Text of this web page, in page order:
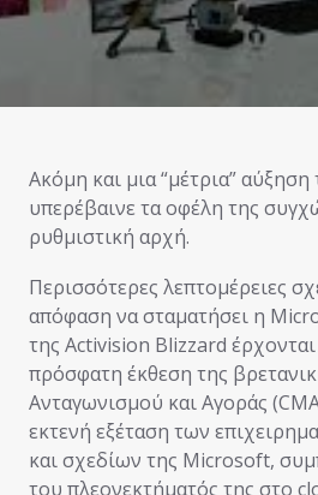
Ακόμη και μια “μέτρια” αύξηση των τιμών θα
υπερέβαινε τα οφέλη της
ρυθμιστική αρχή.
Περισσότερες λεπτομέρειες
απόφαση να σταματήσει η
της Activision Blizzard
πρόσφατη έκθεση της
Ανταγωνισμού και Αγοράς
εκτενή εξέταση των
και σχεδίων της Microsoft,
του πλεονεκτήματός της στο